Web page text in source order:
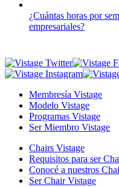
¿Cuántas horas por
empresariales?
Membresía Vistage
Modelo Vistage
Programas Vistage
Ser Miembro Vistage
Chairs Vistage
Requisitos para ser
Conocé a nuestros
Ser Chair Vistage